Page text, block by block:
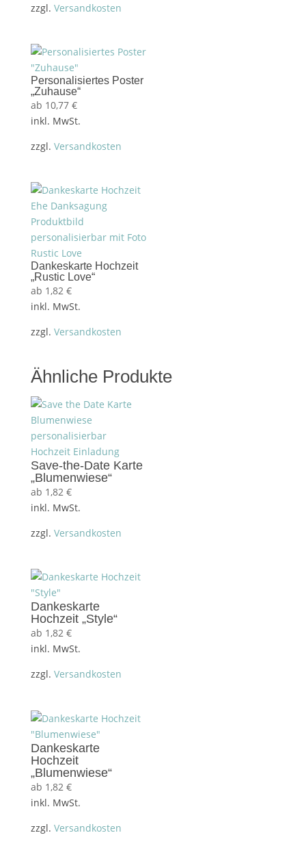
zzgl. Versandkosten
Personalisiertes Poster
„Zuhause“
ab 10,77 €
inkl. MwSt.
zzgl. Versandkosten
Dankeskarte Hochzeit
„Rustic Love“
ab 1,82 €
inkl. MwSt.
zzgl. Versandkosten
Ähnliche Produkte
Save-the-Date Karte
„Blumenwiese“
ab 1,82 €
inkl. MwSt.
zzgl. Versandkosten
Dankeskarte
Hochzeit „Style“
ab 1,82 €
inkl. MwSt.
zzgl. Versandkosten
Dankeskarte
Hochzeit
„Blumenwiese“
ab 1,82 €
inkl. MwSt.
zzgl. Versandkosten